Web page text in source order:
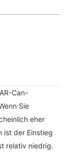
Can-
Sie
eher
ist der Einstieg
relativ niedrig.